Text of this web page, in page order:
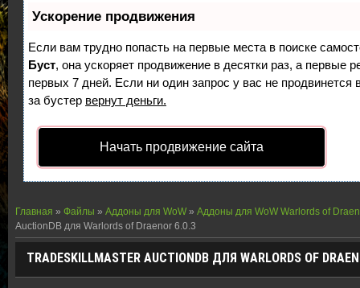
Ускорение продвижения
Если вам трудно попасть на первые места в поиске
Буст, она ускоряет продвижение в десятки раз, а первые
первых 7 дней. Если ни один запрос у вас не продвинется
за бустер вернут деньги.
Начать продвижение сайта
Главная » Файлы » Аддоны для WoW » Аддоны для WoW Warlords of
AuctionDB для Warlords of Draenor 6.0.3
TRADESKILLMASTER AUCTIONDB ДЛЯ WARLORDS OF